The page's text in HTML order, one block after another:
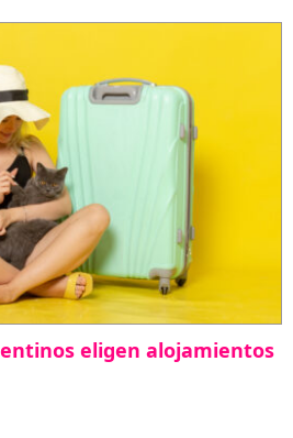
eligen alojamientos